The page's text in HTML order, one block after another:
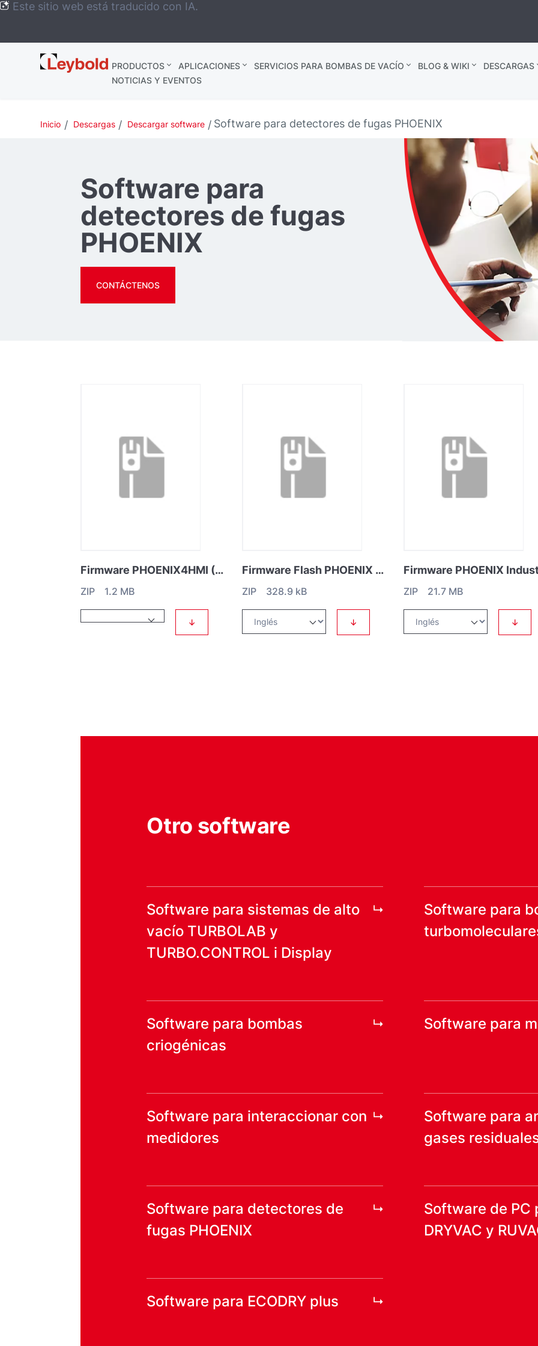
Este sitio web está traducido con IA.
Leybold
México
PRODUCTOS APLICACIONES SERVICIOS PARA BOMBAS DE VACÍO BLOG & WIKI DESCARGAS
NOTICIAS Y EVENTOS
Inicio Descargas Descargar software Software para detectores de fugas PHOENIX
Software para
detectores de fugas
PHOENIX
CONTÁCTENOS
Firmware PHOENIX4HMI (V1.41.00)
ZIP 1.2 MB
↓
Firmware Flash PHOENIX MSB (V01.25.000)
ZIP 328.9 kB
↓
ZIP 21.7 MB
↓
Otro software
Software para sistemas de alto
vacío TURBOLAB y
TURBO.CONTROL i Display
Software para
Software para bombas
criogénicas
Software para
Software para interaccionar con
medidores
Software para
gases
Software para detectores de
fugas PHOENIX
Software de PC
DRYVAC y
Software para ECODRY plus